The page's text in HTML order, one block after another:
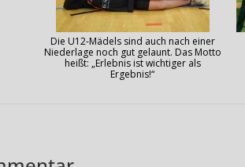
Die U12-Mädels sind auch nach einer
Niederlage noch gut gelaunt. Das Motto
heißt: „Erlebnis ist wichtiger als
Ergebnis!“